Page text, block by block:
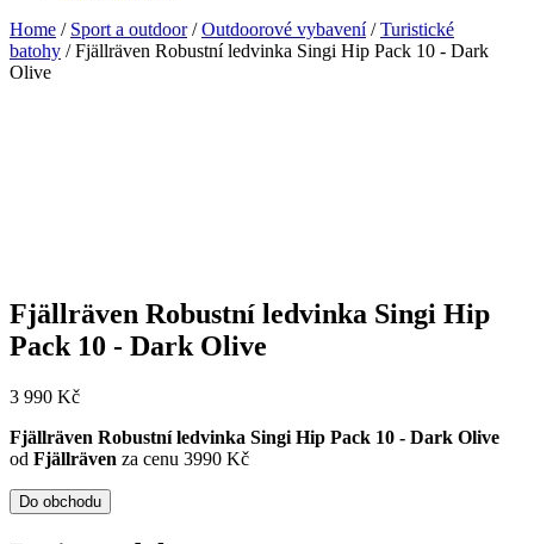
Home / Sport a outdoor/Outdoorové vybavení/Turistické
batohy / Fjällräven Robustní ledvinka Singi Hip Pack 10 - Dark
Olive
Fjällräven Robustní ledvinka Singi Hip
Pack 10 - Dark Olive
3 990 Kč
Fjällräven Robustní ledvinka Singi Hip Pack 10 - Dark Olive
od Fjällräven za cenu 3990 Kč
Do obchodu